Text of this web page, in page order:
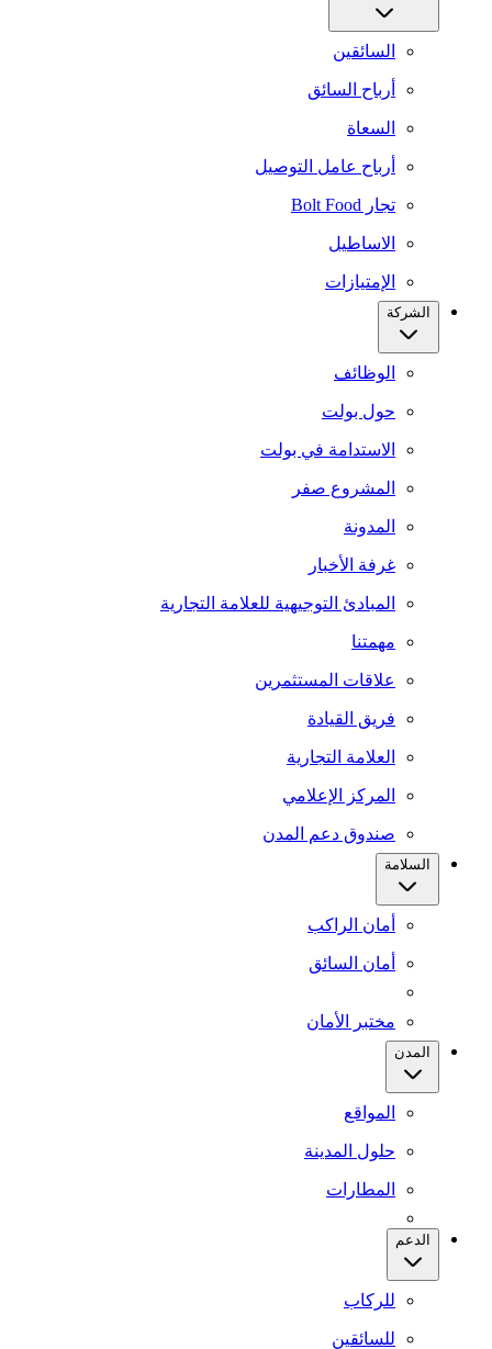
السائقين
أرباح السائق
السعاة
أرباح عامل التوصيل
تجار Bolt Food
الاساطيل
الإمتيازات
الشركة
الوظائف
حول بولت
الاستدامة في بولت
المشروع صفر
المدونة
غرفة الأخبار
المبادئ التوجيهية للعلامة التجارية
مهمتنا
علاقات المستثمرين
فريق القيادة
العلامة التجارية
المركز الإعلامي
صندوق دعم المدن
السلامة
أمان الراكب
أمان السائق
مختبر الأمان
المدن
المواقع
حلول المدينة
المطارات
الدعم
للركاب
للسائقين